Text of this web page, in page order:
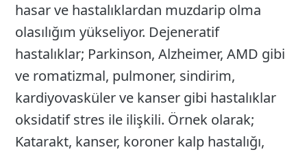
hasar ve hastalıklardan muzdarip olma
olasılığım yükseliyor. Dejeneratif
hastalıklar; Parkinson, Alzheimer, AMD gibi
ve romatizmal, pulmoner, sindirim,
kardiyovasküler ve kanser gibi hastalıklar
oksidatif stres ile ilişkili. Örnek olarak;
Katarakt, kanser, koroner kalp hastalığı,